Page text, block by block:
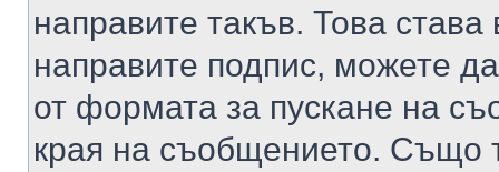
направите такъв. Това
направите подпис, можете
от формата за пускане на
края на съобщението. Също